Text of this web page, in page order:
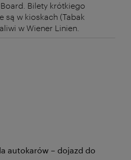
Bilety krótkiego
są w kioskach (Tabak
w Wiener Linien.
autokarów – dojazd do